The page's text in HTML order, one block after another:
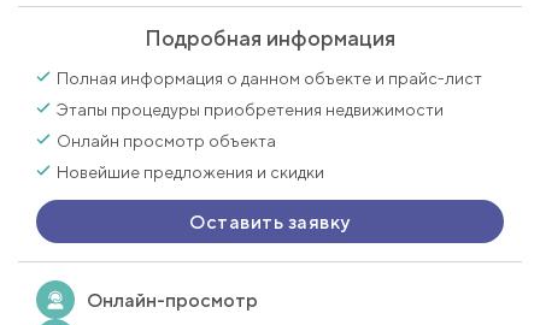
Подробная информация
Полная информация о данном объекте и прайс-лист
Этапы процедуры приобретения недвижимости
Онлайн просмотр объекта
Новейшие предложения и скидки
Оставить заявку
Онлайн-просмотр